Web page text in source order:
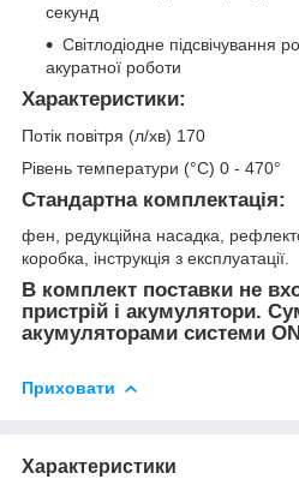
секунд
Світлодіодне підсвічування
акуратної роботи
Характеристики:
Потік повітря (л/хв) 170
Рівень температури (°C) 0 - 470°
Стандартна комплектація:
фен, редукційна насадка,
коробка, інструкція з експлуатації.
В комплект поставки не
пристрій і акумулятори.
акумуляторами системи
Приховати
Характеристики